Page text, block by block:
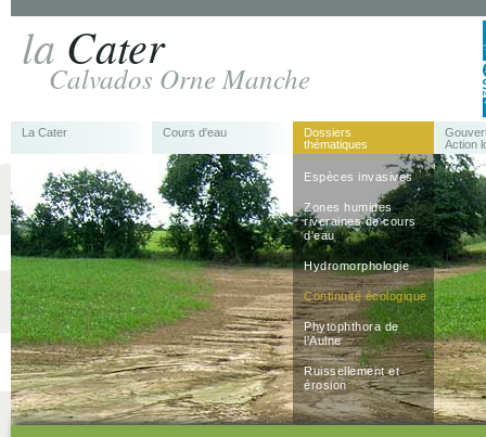
la Cater
Calvados Orne Manche
La Cater Cours d'eau
Dossiers
thématiques
Espèces invasives
Zones humides
riveraines de cours
d'eau
Hydromorphologie
Continuité écologique
Phytophthora de
l'Aulne
Ruissellement et
érosion
Action